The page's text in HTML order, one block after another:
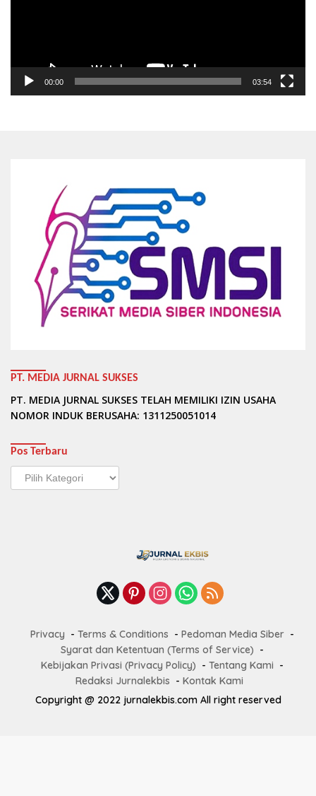
00:00 03:54
PT. MEDIA JURNAL SUKSES
PT. MEDIA JURNAL SUKSES TELAH MEMILIKI IZIN USAHA
NOMOR INDUK BERUSAHA: 1311250051014
Pos Terbaru
Pos
Terbaru
Privacy Terms & Conditions
Pedoman Media Siber
Syarat dan Ketentuan (Terms of Service)
Kebijakan Privasi (Privacy Policy)
Tentang Kami
Redaksi Jurnalekbis
Kontak Kami
Copyright @ 2022 jurnalekbis.com All right reserved